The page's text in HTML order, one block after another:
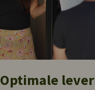
Optimale